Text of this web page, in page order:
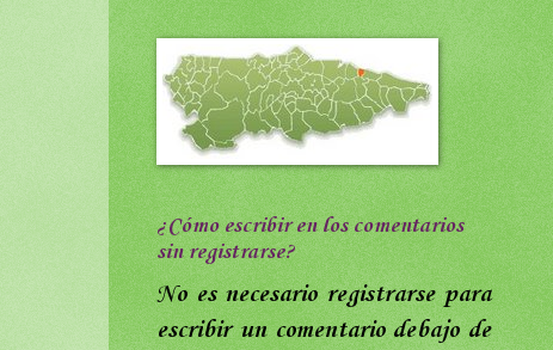
¿Cómo escribir en los comentarios
sin registrarse?
No es necesario registrarse para
escribir un comentario debajo de